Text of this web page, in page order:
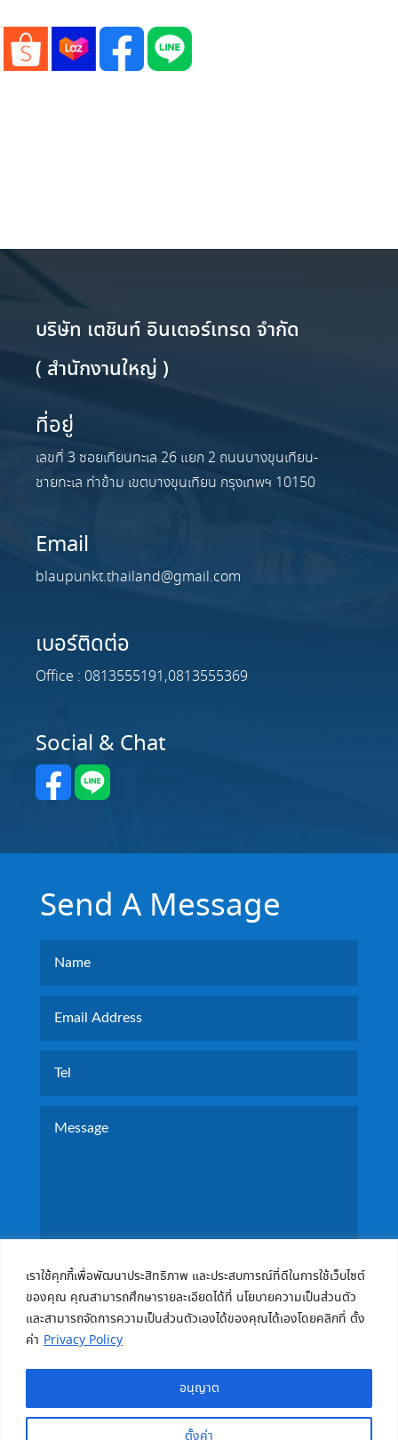
เราใช้คุกกี้เพื่อพัฒนาประสิทธิภาพ และประสบการณ์ที่ดีในการใช้เว็บไซต์
ของคุณ คุณสามารถศึกษารายละเอียดได้ที่ นโยบายความเป็นส่วนตัว
และสามารถจัดการความเป็นส่วนตัวเองได้ของคุณได้เองโดยคลิกที่ ตั้ง
ค่า Privacy Policy
ตั้งค่า
อนุญาต
บริษัท เตชินท์ อินเตอร์เทรด จำกัด
( สำนักงานใหญ่ )
ที่อยู่
เลขที่ 3 ซอยเทียนทะเล 26 แยก 2 ถนนบางขุนเทียน-
ชายทะเล ท่าข้าม เขตบางขุนเทียน กรุงเทพฯ 10150
Email
blaupunkt.thailand@gmail.com
เบอร์ติดต่อ
Office : 0813555191,0813555369
Social & Chat
Send A Message
SEND MESSAGE